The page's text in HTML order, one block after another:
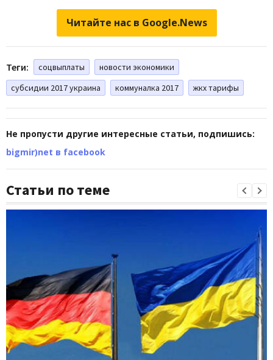
Читайте нас в Google.News
Теги: соцвыплаты
новости экономики
субсидии 2017 украина
коммуналка 2017 жкх тарифы
Не пропусти другие интересные статьи, подпишись:
bigmir)net в facebook
Статьи по теме